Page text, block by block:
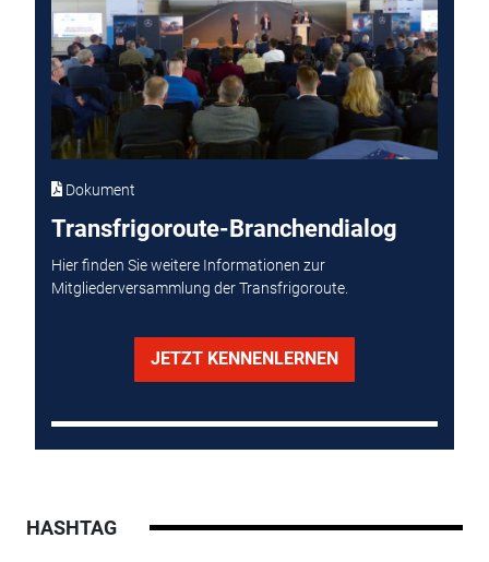
Dokument
Transfrigoroute-Branchendialog
Hier finden Sie weitere Informationen zur
Mitgliederversammlung der Transfrigoroute.
JETZT KENNENLERNEN
HASHTAG